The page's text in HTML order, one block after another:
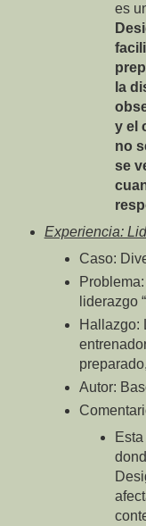
es
la
y el
no
se
Experiencia:
Caso:
liderazgo
Hallazgo:
Autor: